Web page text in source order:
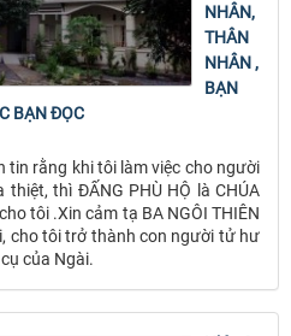
NHÂN,
THÂN
NHÂN ,
BẠN
BẠN ĐỌC
tin rằng khi tôi làm việc cho người
thì ĐẤNG PHÙ HỘ là CHÚA
tôi .Xin cảm tạ BA NGÔI THIÊN
cho tôi trở thành con người tử hư
của Ngài.